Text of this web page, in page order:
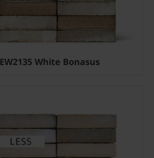
EW2135 White Bonasus